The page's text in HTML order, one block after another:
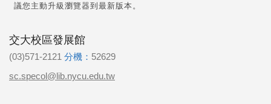
議您主動升級瀏覽器到最新版本。
交大校區發展館
(03)571-2121 分機： 52629
sc.specol@lib.nycu.edu.tw